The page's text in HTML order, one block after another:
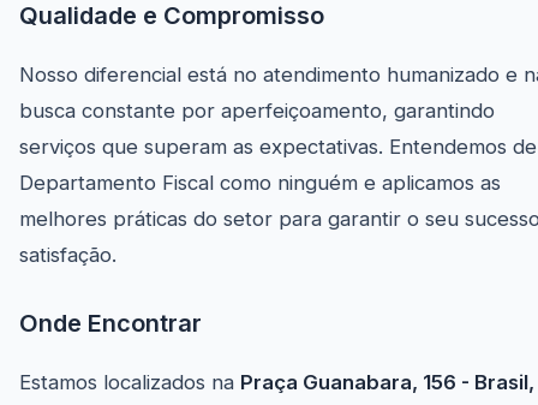
Qualidade e Compromisso
Nosso diferencial está no atendimento humanizado e
busca constante por aperfeiçoamento, garantindo
serviços que superam as expectativas. Entendemos de
Departamento Fiscal como ninguém e aplicamos as
melhores práticas do setor para garantir o seu
satisfação.
Onde Encontrar
Estamos localizados na Praça Guanabara, 156 - Brasil,